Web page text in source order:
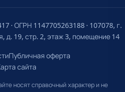
· ОГРН 1147705263188 · 107078, г.
д. 19, стр. 2, этаж 3, помещение 14
Публичная оферта
сайта
носят справочный характер и не